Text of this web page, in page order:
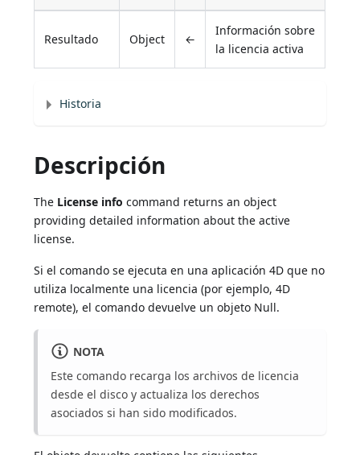
Resultado Object ←
Información sobre
la licencia activa
Historia
Descripción
The License info command returns an object
providing detailed information about the active
license.
Si el comando se ejecuta en una aplicación 4D que no
utiliza localmente una licencia (por ejemplo, 4D
remote), el comando devuelve un objeto Null.
NOTA
Este comando recarga los archivos de licencia
desde el disco y actualiza los derechos
asociados si han sido modificados.